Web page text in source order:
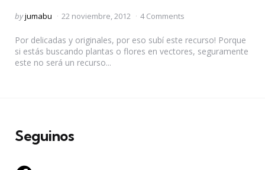
Posted
byjumabu 22 noviembre, 2012 4 Comments
Por delicadas y originales, por eso subí este recurso! Porque
si estás buscando plantas o flores en vectores, seguramente
este no será un recurso...
Seguinos
Facebook